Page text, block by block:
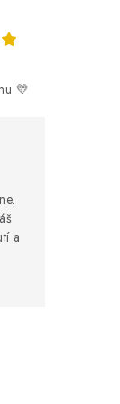
💛
a